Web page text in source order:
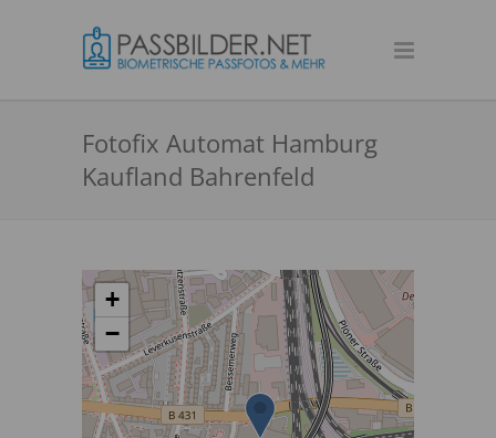
Fotofix Automat Hamburg
Kaufland Bahrenfeld
+
−